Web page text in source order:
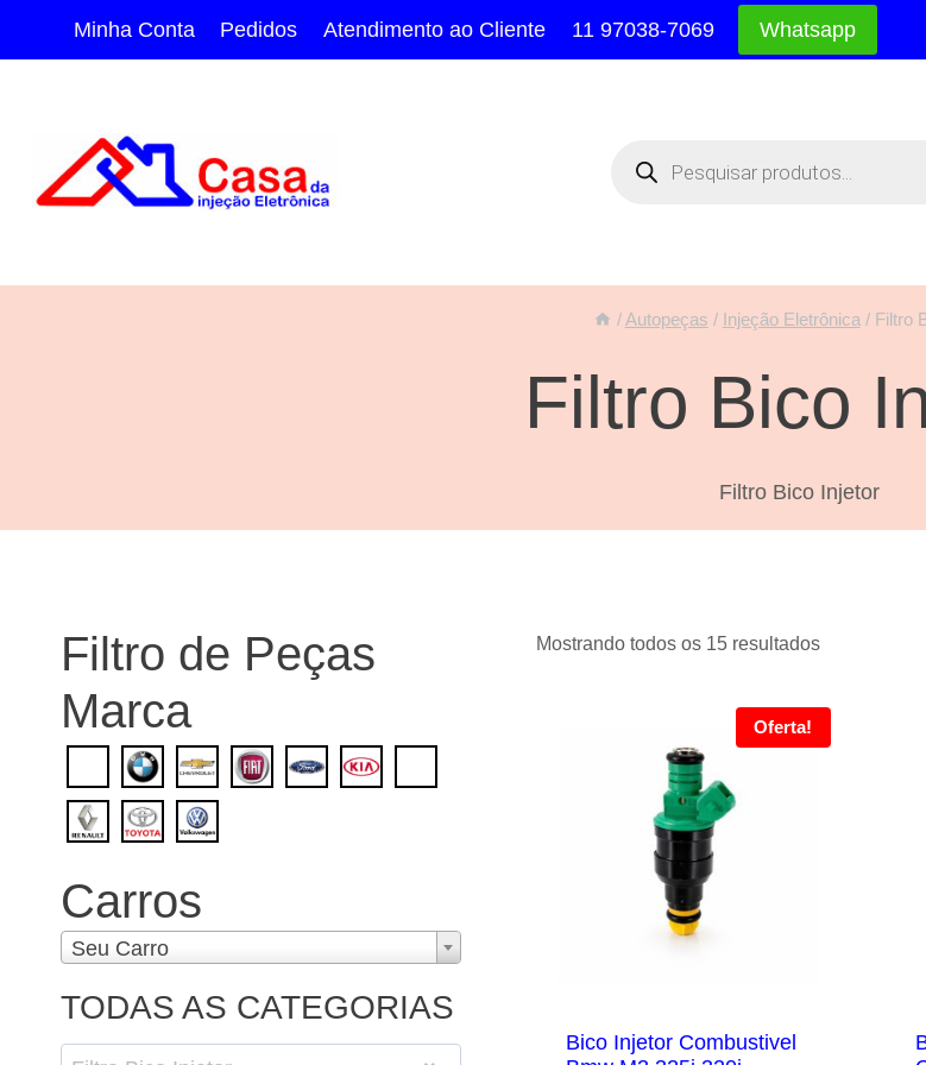
Minha Conta Pedidos Atendimento ao Cliente 11 97038-7069 Whatsapp
produtos
/Autopeças / Injeção Eletrônica / Filtro
Filtro Bico
Filtro Bico Injetor
Mostrando todos os 15 resultados
Oferta!
Bico Injetor Combustivel
Filtro de Peças
Marca
Carros
Seu Carro
TODAS AS CATEGORIAS